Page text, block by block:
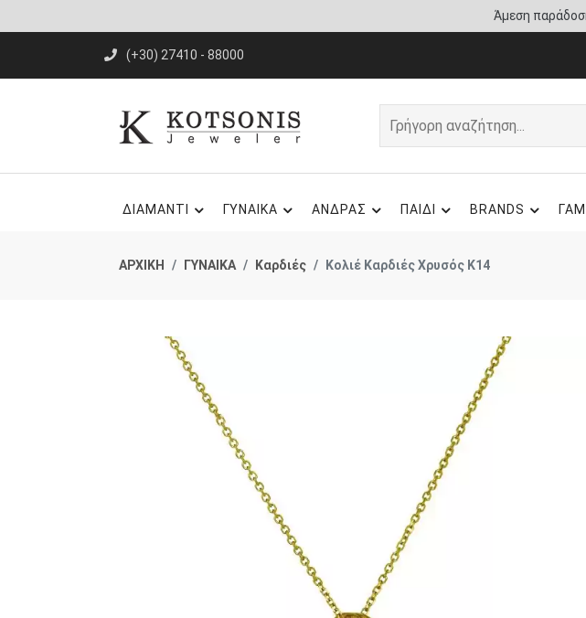
Άμεση
(+30) 27410 - 88000
ΔΙΑΜΑΝΤΙ ΓΥΝΑΙΚΑ ΑΝΔΡΑΣ ΠΑΙΔΙ BRANDS
ΑΡΧΙΚΗ ΓΥΝΑΙΚΑ Καρδιές Κολιέ Καρδιές Χρυσός Κ14